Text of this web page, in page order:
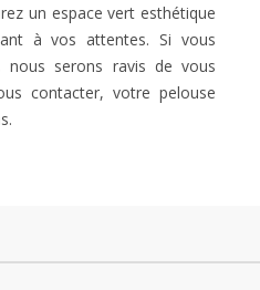
un espace vert esthétique
à vos attentes. Si vous
serons ravis de vous
contacter, votre pelouse